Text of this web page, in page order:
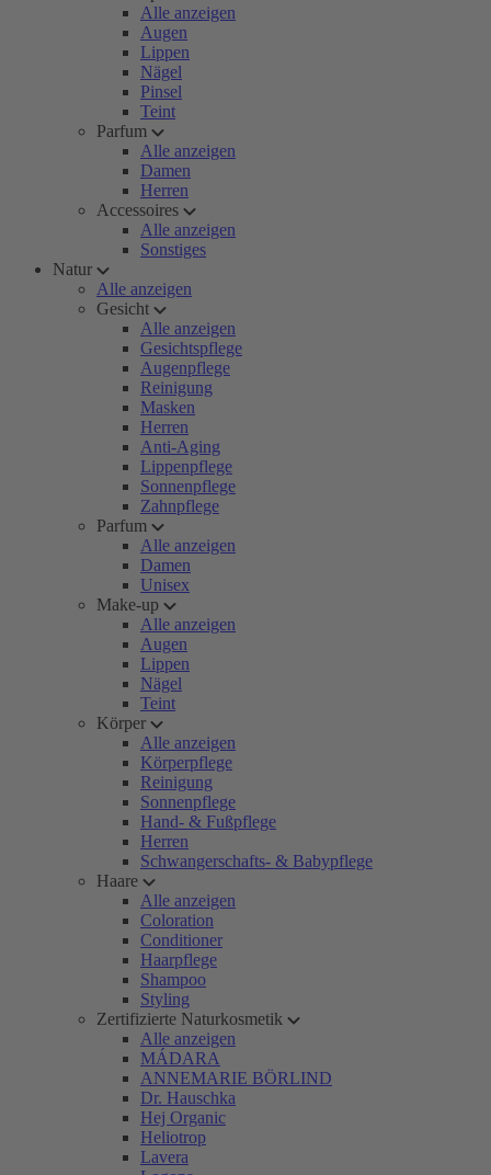
Alle anzeigen
Augen
Lippen
Nägel
Pinsel
Teint
Parfum
Alle anzeigen
Damen
Herren
Accessoires
Alle anzeigen
Sonstiges
Natur
Alle anzeigen
Gesicht
Alle anzeigen
Gesichtspflege
Augenpflege
Reinigung
Masken
Herren
Anti-Aging
Lippenpflege
Sonnenpflege
Zahnpflege
Parfum
Alle anzeigen
Damen
Unisex
Make-up
Alle anzeigen
Augen
Lippen
Nägel
Teint
Körper
Alle anzeigen
Körperpflege
Reinigung
Sonnenpflege
Hand- & Fußpflege
Herren
Schwangerschafts- & Babypflege
Haare
Alle anzeigen
Coloration
Conditioner
Haarpflege
Shampoo
Styling
Zertifizierte Naturkosmetik
Alle anzeigen
MÁDARA
ANNEMARIE BÖRLIND
Dr. Hauschka
Hej Organic
Heliotrop
Lavera